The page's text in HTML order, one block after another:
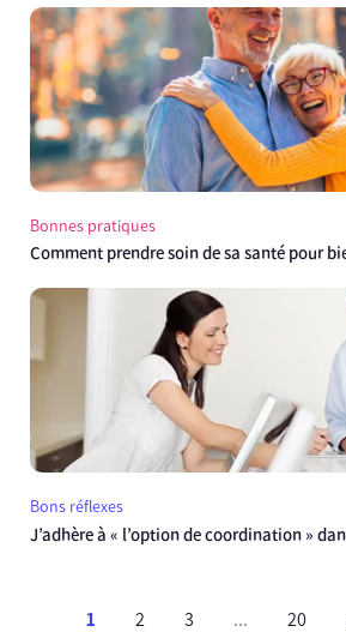
Bonnes pratiques
Comment prendre soin de sa santé pour
Bons réflexes
J’adhère à « l’option de coordination »
1 2 3 ... 20